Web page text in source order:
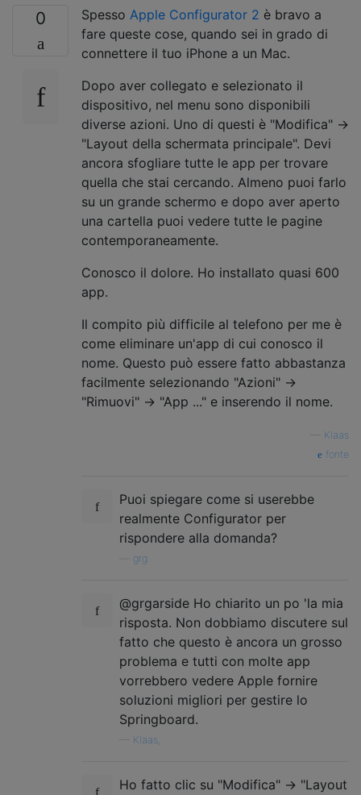
0 Spesso Apple Configurator 2 è bravo a
fare queste cose, quando sei in grado di
connettere il tuo iPhone a un Mac.
Dopo aver collegato e selezionato il
dispositivo, nel menu sono disponibili
diverse azioni. Uno di questi è "Modifica" ->
"Layout della schermata principale". Devi
ancora sfogliare tutte le app per trovare
quella che stai cercando. Almeno puoi farlo
su un grande schermo e dopo aver aperto
una cartella puoi vedere tutte le pagine
contemporaneamente.
Conosco il dolore. Ho installato quasi 600
app.
Il compito più difficile al telefono per me è
come eliminare un'app di cui conosco il
nome. Questo può essere fatto abbastanza
facilmente selezionando "Azioni" ->
"Rimuovi" -> "App ..." e inserendo il nome.
Klaas
fonte
Puoi spiegare come si userebbe
realmente Configurator per
rispondere alla domanda?
grg
@grgarside Ho chiarito un po 'la mia
risposta. Non dobbiamo discutere sul
fatto che questo è ancora un grosso
problema e tutti con molte app
vorrebbero vedere Apple fornire
soluzioni migliori per gestire lo
Springboard.
Klaas,
Ho fatto clic su "Modifica" -> "Layout